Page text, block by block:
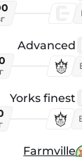
Advanced
Yorks finest
Farmville